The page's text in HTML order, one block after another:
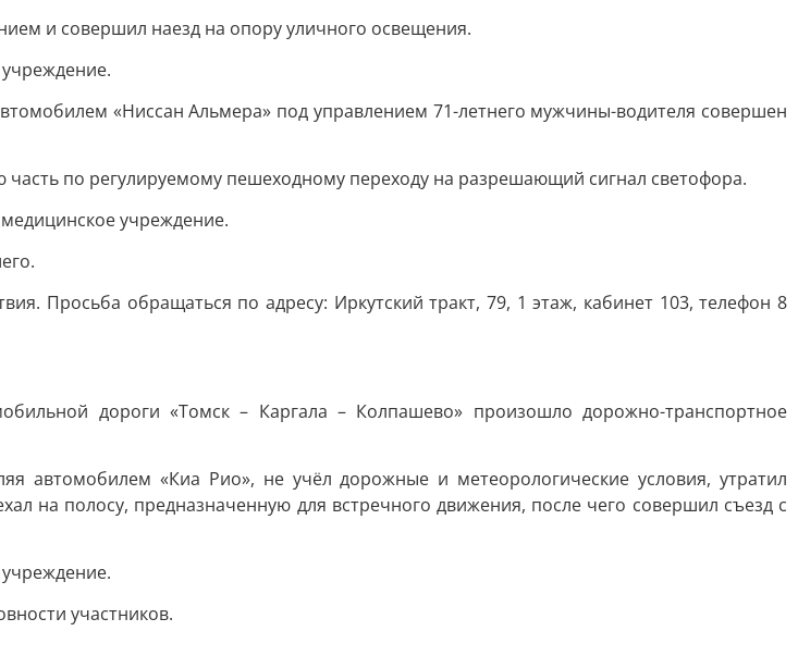
и совершил наезд на опору уличного освещения.
«Ниссан Альмера» под управлением 71-летнего мужчины-водителя совершен
по регулируемому пешеходному переходу на разрешающий сигнал светофора.
учреждение.
Просьба обращаться по адресу: Иркутский тракт, 79, 1 этаж, кабинет 103, телефон 8
дороги «Томск – Каргала – Колпашево» произошло дорожно-транспортное
автомобилем «Киа Рио», не учёл дорожные и метеорологические условия, утратил
на полосу, предназначенную для встречного движения, после чего совершил съезд с
участников.